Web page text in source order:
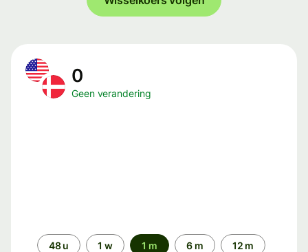
0
Geen verandering
Periode48 u 1 w 1 m 6 m 12 m